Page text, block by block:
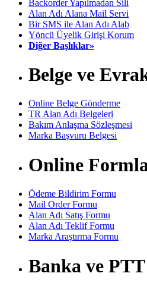
Backorder Yapılmadan Sili
Alan Adı Alana Mail Servi
Bir SMS ile Alan Adı Alab
Yöncü Üyelik Girişi Korum
Diğer Başlıklar»
Belge ve
Online Belge Gönderme
TR Alan Adı Belgeleri
Bakım Anlaşma Sözleşmesi
Marka Başvuru Belgesi
Online
Ödeme Bildirim Formu
Mail Order Formu
Alan Adı Satış Formu
Alan Adı Teklif Formu
Marka Araştırma Formu
Banka ve